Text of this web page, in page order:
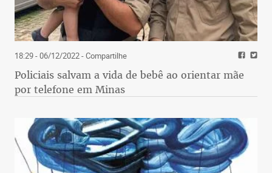
18:29 - 06/12/2022- Compartilhe
Policiais salvam a vida de bebê ao orientar mãe
por telefone em Minas